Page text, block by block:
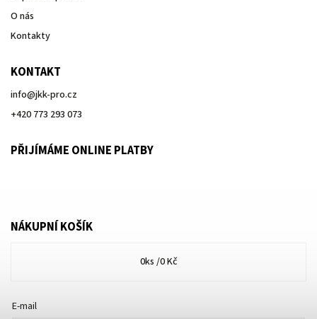
O nás
Kontakty
KONTAKT
info@jkk-pro.cz
+420 773 293 073
PŘIJÍMÁME ONLINE PLATBY
NÁKUPNÍ KOŠÍK
0ks /0 Kč
E-mail